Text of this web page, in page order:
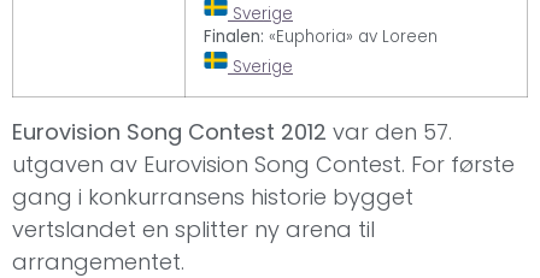
Sverige
Finalen: «Euphoria» av Loreen
Sverige
Eurovision Song Contest 2012 var den 57.
utgaven av Eurovision Song Contest. For første
gang i konkurransens historie bygget
vertslandet en splitter ny arena til
arrangementet.